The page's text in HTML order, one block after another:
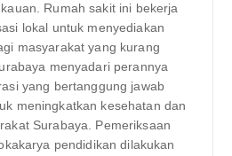
Rumah sakit ini bekerja
lokal untuk menyediakan
masyarakat yang kurang
menyadari perannya
yang bertanggung jawab
meningkatkan kesehatan dan
Surabaya. Pemeriksaan
pendidikan dilakukan